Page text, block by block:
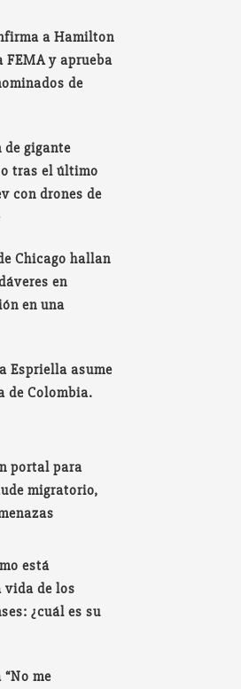
a Hamilton
FEMA y aprueba
de
de gigante
tras el último
con drones de
Chicago hallan
en
en una
Espriella asume
de Colombia.
portal para
migratorio,
está
vida de los
¿cuál es su
me